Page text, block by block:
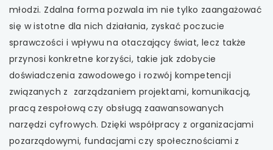
młodzi. Zdalna forma pozwala im nie tylko zaangażować
się w istotne dla nich działania, zyskać poczucie
sprawczości i wpływu na otaczający świat, lecz także
przynosi konkretne korzyści, takie jak zdobycie
doświadczenia zawodowego i rozwój kompetencji
związanych z zarządzaniem projektami, komunikacją,
pracą zespołową czy obsługą zaawansowanych
narzędzi cyfrowych. Dzięki współpracy z organizacjami
pozarządowymi, fundacjami czy społecznościami z